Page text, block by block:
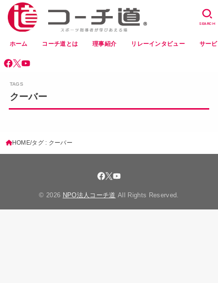
ホーム コーチ道とは 理事紹介 リレーインタビュー サー
SEARCH
クーバー
HOME タグ : クーバー
© 2026 NPO法人コーチ道 All Rights Reserved.